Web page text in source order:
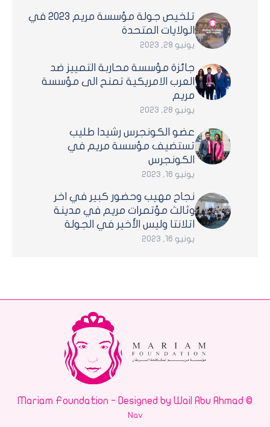
تلخيص جولة مؤسسة مريم 2023 في
الولايات المتحدة
يونيو 29, 2023
جائزة مؤسسة محاربة التمييز ضد
العرب الامريكية تمنح الى مؤسسة
مريم
يونيو 28, 2023
عضو الكونجرس رشيدا طليب
تستضيف مؤسسة مريم في
الكونجرس
يونيو 16, 2023
نجاح مهيب وحضور كبير في اخر
وثالث مؤتمرات مريم في مدينة
اتلانتا وليس الأخير في الجولة
يونيو 16, 2023
© Mariam Foundation - Designed by Wail Abu Ahmad
Nav